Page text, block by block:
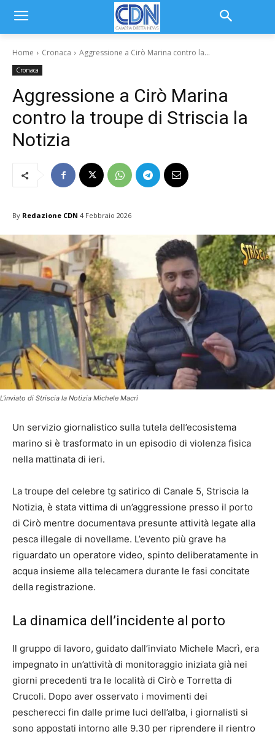
Home Cronaca Aggressione a Cirò Marina contro la...
Cronaca
Aggressione a Cirò Marina
contro la troupe di Striscia la
Notizia
By Redazione CDN 4 Febbraio 2026
L'inviato di Striscia la Notizia Michele Macrì
Un servizio giornalistico sulla tutela dell’ecosistema
marino si è trasformato in un episodio di violenza fisica
nella mattinata di ieri.
La troupe del celebre tg satirico di Canale 5, Striscia la
Notizia, è stata vittima di un’aggressione presso il porto
di Cirò mentre documentava presunte attività legate alla
pesca illegale di novellame. L’evento più grave ha
riguardato un operatore video, spinto deliberatamente in
acqua insieme alla telecamera durante le fasi concitate
della registrazione.
La dinamica dell’incidente al porto
Il gruppo di lavoro, guidato dall’inviato Michele Macrì, era
impegnato in un’attività di monitoraggio iniziata già nei
giorni precedenti tra le località di Cirò e Torretta di
Crucoli. Dopo aver osservato i movimenti dei
pescherecci fin dalle prime luci dell’alba, i giornalisti si
sono appostati intorno alle 9.30 per riprendere il rientro